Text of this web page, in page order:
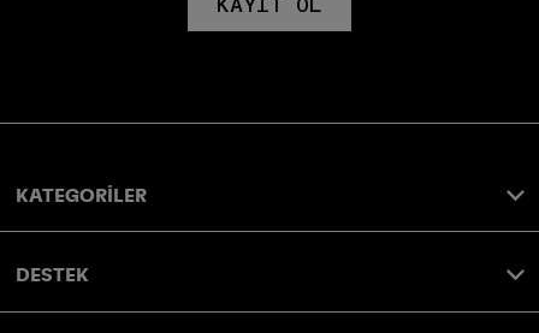
KATEGORİLER
DESTEK